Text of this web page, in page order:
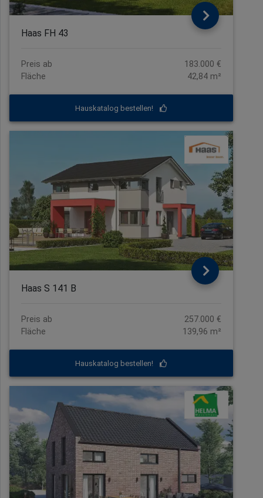
Haas FH 43
Preis ab
183.000 €
Fläche
42,84 m²
Hauskatalog bestellen!
Haas S 141 B
Preis ab
257.000 €
Fläche
139,96 m²
Hauskatalog bestellen!